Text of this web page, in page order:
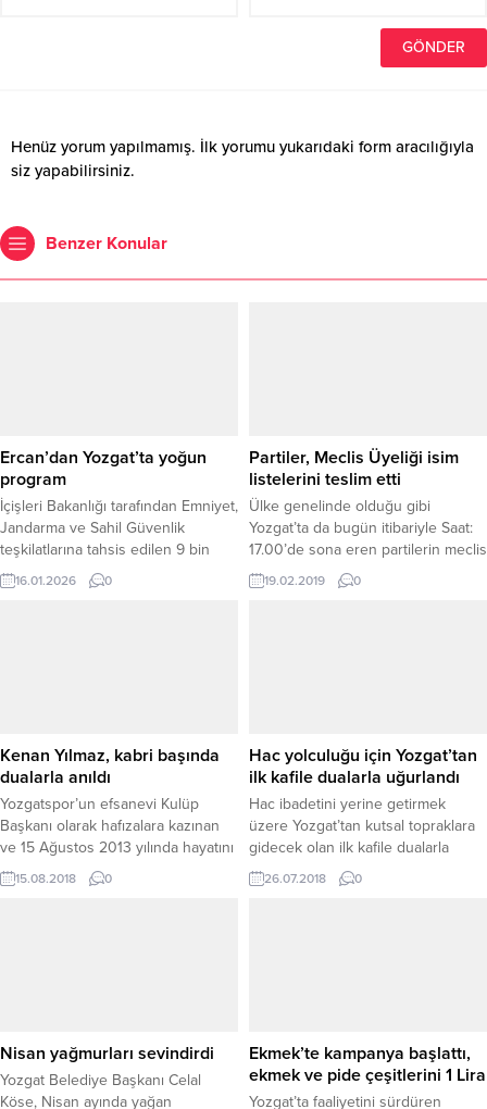
Henüz yorum yapılmamış. İlk yorumu yukarıdaki form aracılığıyla
siz yapabilirsiniz.
Benzer Konular
Ercan’dan Yozgat’ta yoğun
program
İçişleri Bakanlığı tarafından Emniyet,
Jandarma ve Sahil Güvenlik
teşkilatlarına tahsis edilen 9 bin
200 yeni hizmet aracı kapsamında,
Yozgat’ta Emniyet ve Jandarma
Ercan...
16.01.2026 0
Partiler, Meclis Üyeliği isim
listelerini teslim etti
Ülke genelinde olduğu gibi
Yozgat’ta da bugün itibariyle Saat:
17.00’de sona eren partilerin meclis
üyeliği listeleri Yüksek Seçim
Kuruluna teslim edildi.
19.02.2019 0
Kenan Yılmaz, kabri başında
dualarla anıldı
Yozgatspor’un efsanevi Kulüp
Başkanı olarak hafızalara kazınan
ve 15 Ağustos 2013 yılında hayatını
kaybeden merhum Yusuf Kenan
Yılmaz, vuslatının 5. yıldönümünde,
15.08.2018 0
Hac yolculuğu için Yozgat’tan
ilk kafile dualarla uğurlandı
Hac ibadetini yerine getirmek
üzere Yozgat’tan kutsal topraklara
gidecek olan ilk kafile dualarla
uğurlandı.
26.07.2018 0
Nisan yağmurları sevindirdi
Yozgat Belediye Başkanı Celal
Köse, Nisan ayında yağan
Ekmek’te kampanya başlattı,
ekmek ve pide çeşitlerini 1 Lira
Yozgat’ta faaliyetini sürdüren